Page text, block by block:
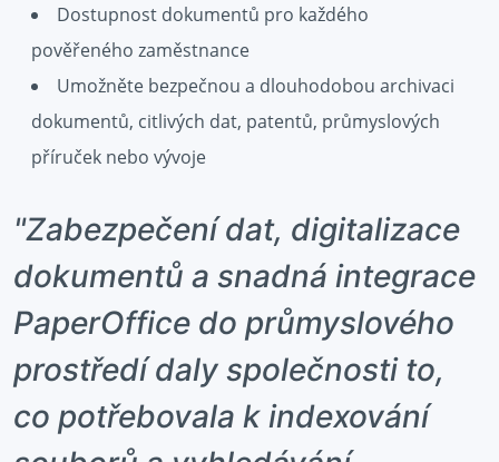
Dostupnost dokumentů pro každého
pověřeného zaměstnance
Umožněte bezpečnou a dlouhodobou archivaci
dokumentů, citlivých dat, patentů, průmyslových
příruček nebo vývoje
"Zabezpečení dat, digitalizace
dokumentů a snadná integrace
PaperOffice do průmyslového
prostředí daly společnosti to,
co potřebovala k indexování